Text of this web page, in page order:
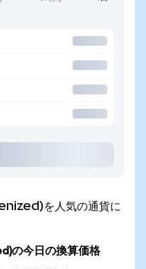
を人気の通貨に
の今日の換算価格